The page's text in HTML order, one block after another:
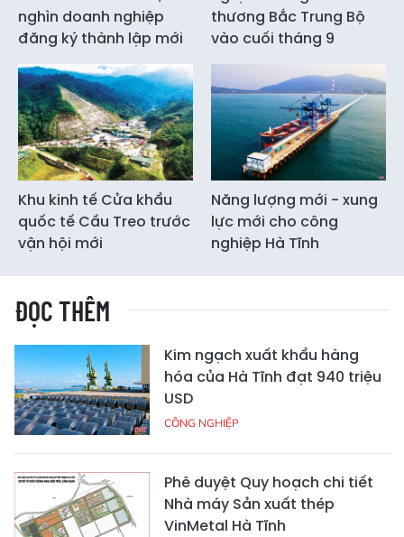
nghìn doanh nghiệp
đăng ký thành lập mới
thương Bắc Trung Bộ
vào cuối tháng 9
Khu kinh tế Cửa khẩu
quốc tế Cầu Treo trước
vận hội mới
Năng lượng mới - xung
lực mới cho công
nghiệp Hà Tĩnh
ĐỌC THÊM
Kim ngạch xuất khẩu hàng
hóa của Hà Tĩnh đạt 940 triệu
USD
CÔNG NGHIỆP
Phê duyệt Quy hoạch chi tiết
Nhà máy Sản xuất thép
VinMetal Hà Tĩnh